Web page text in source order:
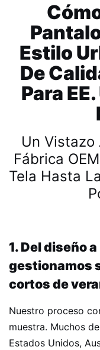
Estilo
De
Para
Un Vistazo
Fábrica
Tela Hasta
1. Del diseño
gestionamos
cortos de
Nuestro proceso
muestra. Muchos
Estados Unidos,